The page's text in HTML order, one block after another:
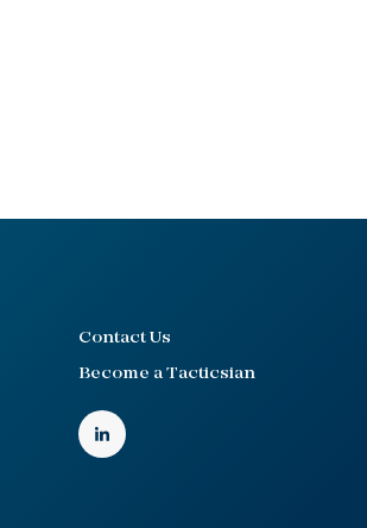
Contact Us
Become a Tacticsian